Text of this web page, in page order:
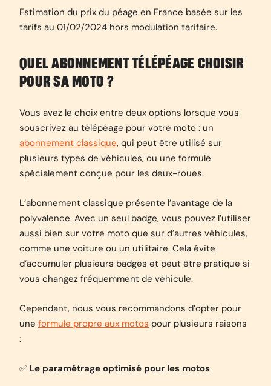
Estimation du prix du péage en France basée sur les
tarifs au 01/02/2024 hors modulation tarifaire.
QUEL ABONNEMENT TÉLÉPÉAGE CHOISIR
POUR SA MOTO ?
Vous avez le choix entre deux options lorsque vous
souscrivez au télépéage pour votre moto : un
abonnement classique, qui peut être utilisé sur
plusieurs types de véhicules, ou une formule
spécialement conçue pour les deux-roues.
L’abonnement classique présente l’avantage de la
polyvalence. Avec un seul badge, vous pouvez l’utiliser
aussi bien sur votre moto que sur d’autres véhicules,
comme une voiture ou un utilitaire. Cela évite
d’accumuler plusieurs badges et peut être pratique si
vous changez fréquemment de véhicule.
Cependant, nous vous recommandons d’opter pour
une formule propre aux motos pour plusieurs raisons
:
✅ Le paramétrage optimisé pour les motos